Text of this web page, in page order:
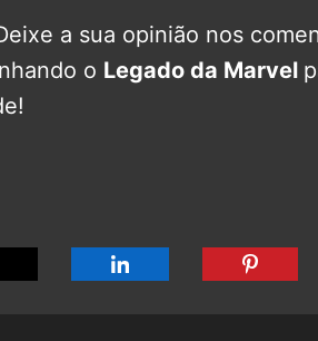
a sua opinião nos
o Legado da Marvel